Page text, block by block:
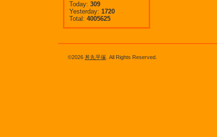
Today: 309
Yesterday: 1720
Total: 4005625
©2026 丼丸平塚 . All Rights Reserved.